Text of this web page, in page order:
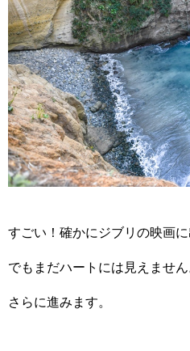
すごい！確かにジブリの映画に
でもまだハートには見えません
さらに進みます。